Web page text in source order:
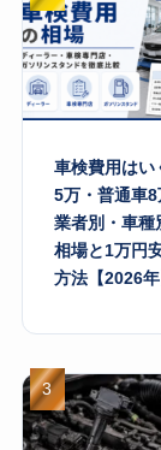
車検費用はい
5万・普通車8
業者別・車種
相場と1万円
方法【2026年